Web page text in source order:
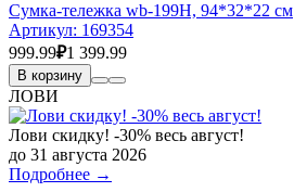
Сумка-тележка wb-199H, 94*32*22 см
Артикул: 169354
999.99₽1 399.99
В корзину
ЛОВИ
Лови скидку! -30% весь август!
до 31 августа 2026
Подробнее →